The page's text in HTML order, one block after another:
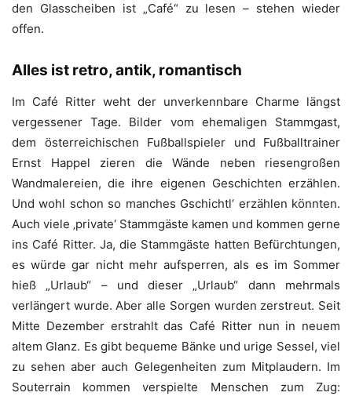
den Glasscheiben ist „Café“ zu lesen – stehen wieder
offen.
Alles ist retro, antik, romantisch
Im Café Ritter weht der unverkennbare Charme längst
vergessener Tage. Bilder vom ehemaligen Stammgast,
dem österreichischen Fußballspieler und Fußballtrainer
Ernst Happel zieren die Wände neben riesengroßen
Wandmalereien, die ihre eigenen Geschichten erzählen.
Und wohl schon so manches Gschichtl‘ erzählen könnten.
Auch viele ‚private‘ Stammgäste kamen und kommen gerne
ins Café Ritter. Ja, die Stammgäste hatten Befürchtungen,
es würde gar nicht mehr aufsperren, als es im Sommer
hieß „Urlaub“ – und dieser „Urlaub“ dann mehrmals
verlängert wurde. Aber alle Sorgen wurden zerstreut. Seit
Mitte Dezember erstrahlt das Café Ritter nun in neuem
altem Glanz. Es gibt bequeme Bänke und urige Sessel, viel
zu sehen aber auch Gelegenheiten zum Mitplaudern. Im
Souterrain kommen verspielte Menschen zum Zug: